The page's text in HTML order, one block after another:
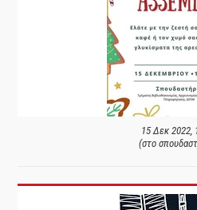
15 Δεκ 2022,
(στο